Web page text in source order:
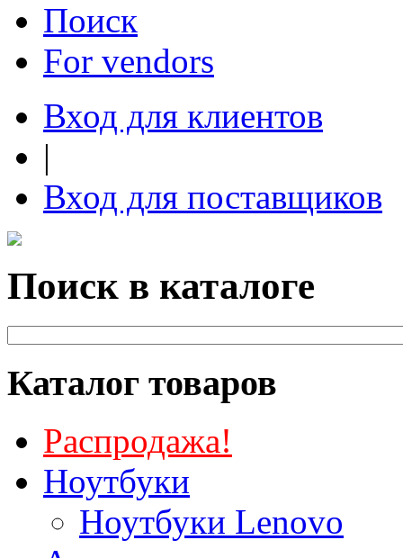
Поиск
For vendors
Вход для клиентов
|
Вход для поставщиков
Поиск в каталоге
Каталог товаров
Распродажа!
Ноутбуки
Ноутбуки Lenovo